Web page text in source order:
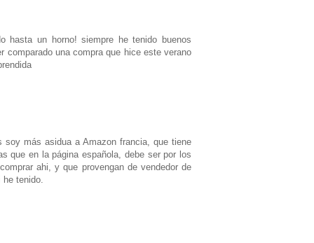
hasta un horno! siempre he tenido buenos
comparado una compra que hice este verano
más asidua a Amazon francia, que tiene
que en la página española, debe ser por los
ahi, y que provengan de vendedor de
tenido.